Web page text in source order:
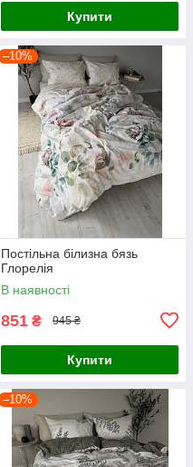
Купити
–10%
Постільна білизна бязь
Глорелія
В наявності
851 ₴ 945 ₴
Купити
–10%